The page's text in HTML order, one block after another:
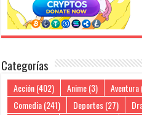
Categorías
Acción(402) Anime(3) Aventura
Comedia(241) Deportes(27)